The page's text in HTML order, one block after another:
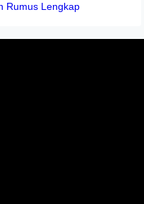
Rumus Lengkap